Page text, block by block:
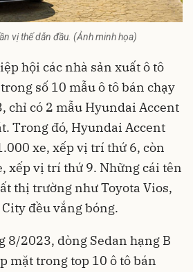
vị thế dẫn đầu. (Ảnh minh họa)
hội các nhà sản xuất ô tô
số 10 mẫu ô tô bán chạy
chỉ có 2 mẫu Hyundai Accent
Trong đó, Hyundai Accent
xe, xếp vị trí thứ 6, còn
xếp vị trí thứ 9. Những cái tên
thị trường như Toyota Vios,
đều vắng bóng.
8/2023, dòng Sedan hạng B
mặt trong top 10 ô tô bán